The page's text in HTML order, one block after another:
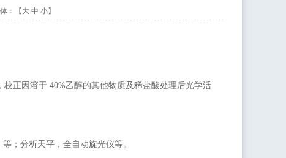
：【 大 中 小】
校正因溶于 40%乙醇的其他物质及稀盐酸处理后光学活
等；分析天平，全自动旋光仪等。